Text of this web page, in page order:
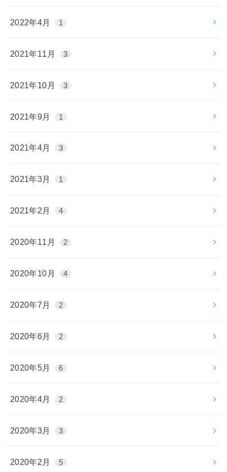
2022年4月 1
2021年11月 3
2021年10月 3
2021年9月 1
2021年4月 3
2021年3月 1
2021年2月 4
2020年11月 2
2020年10月 4
2020年7月 2
2020年6月 2
2020年5月 6
2020年4月 2
2020年3月 3
2020年2月 5